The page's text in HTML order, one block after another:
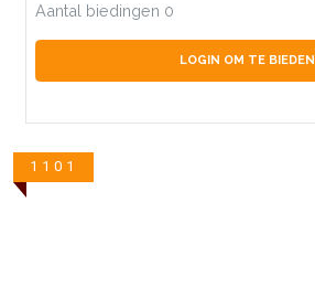
Aantal biedingen 0
LOGIN OM TE BIEDEN
1101